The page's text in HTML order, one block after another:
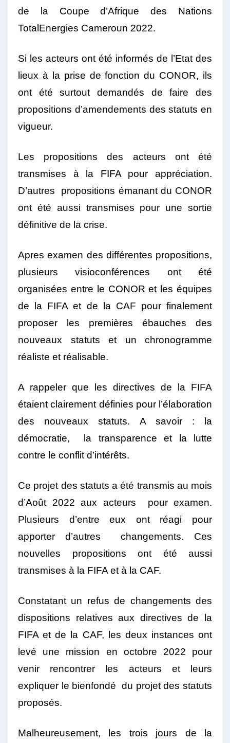
de la Coupe d’Afrique des Nations
TotalEnergies Cameroun 2022.
Si les acteurs ont été informés de l’Etat des
lieux à la prise de fonction du CONOR, ils
ont été surtout demandés de faire des
propositions d’amendements des statuts en
vigueur.
Les propositions des acteurs ont été
transmises à la FIFA pour appréciation.
D’autres propositions émanant du CONOR
ont été aussi transmises pour une sortie
définitive de la crise.
Apres examen des différentes propositions,
plusieurs visioconférences ont été
organisées entre le CONOR et les équipes
de la FIFA et de la CAF pour finalement
proposer les premières ébauches des
nouveaux statuts et un chronogramme
réaliste et réalisable.
A rappeler que les directives de la FIFA
étaient clairement définies pour l’élaboration
des nouveaux statuts. A savoir : la
démocratie, la transparence et la lutte
contre le conflit d’intérêts.
Ce projet des statuts a été transmis au mois
d’Août 2022 aux acteurs pour examen.
Plusieurs d’entre eux ont réagi pour
apporter d’autres changements. Ces
nouvelles propositions ont été aussi
transmises à la FIFA et à la CAF.
Constatant un refus de changements des
dispositions relatives aux directives de la
FIFA et de la CAF, les deux instances ont
levé une mission en octobre 2022 pour
venir rencontrer les acteurs et leurs
expliquer le bienfondé du projet des statuts
proposés.
Malheureusement, les trois jours de la